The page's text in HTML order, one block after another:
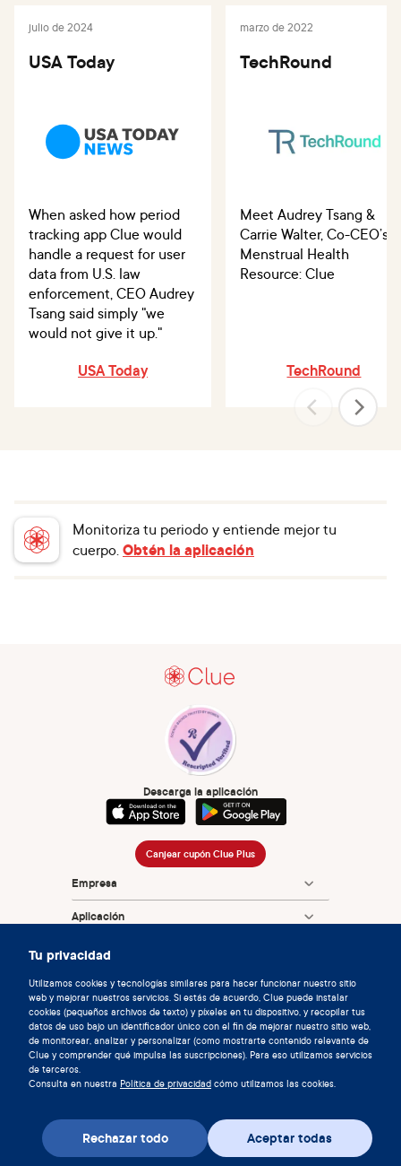
Tu privacidad
Utilizamos cookies y tecnologías similares para hacer funcionar nuestro sitio
web y mejorar nuestros servicios. Si estás de acuerdo, Clue puede instalar
cookies (pequeños archivos de texto) y píxeles en tu dispositivo, y recopilar tus
datos de uso bajo un identificador único con el fin de mejorar nuestro sitio web,
de monitorear, analizar y personalizar (como mostrarte contenido relevante de
Clue y comprender qué impulsa las suscripciones). Para eso utilizamos servicios
de terceros.
Consulta en nuestra Política de privacidad cómo utilizamos las cookies.
Aceptar todas
Rechazar todo
julio de 2024
USA Today
When asked how period
tracking app Clue would
handle a request for user
data from U.S. law
enforcement, CEO Audrey
Tsang said simply "we
would not give it up."
USA Today
marzo de 2022
TechRound
Meet Audrey Tsang &
Carrie Walter, Co-CEO’s
Menstrual Health
Resource: Clue
TechRound
Monitoriza tu periodo y entiende mejor tu
cuerpo.Obtén la aplicación
Descarga la aplicación
Canjear cupón Clue Plus
Empresa
Aplicación
Enciclopedia
Información
Partnerships
© 2026 Clue de Biowink GmbH, todos los derechos reservados